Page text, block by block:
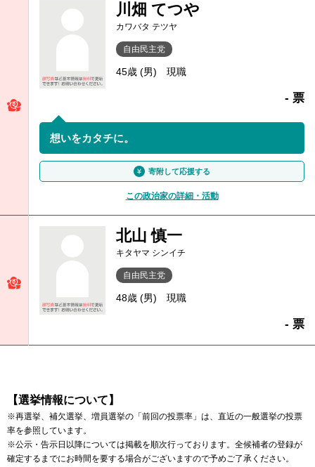
川畑 てつや
カワバタ テツヤ
自由民主党
45歳 (男) 現職
- 票
想いをカタチに。
寄附して応援する
この政治家の詳細・活動
北山 慎一
キタヤマ シンイチ
自由民主党
48歳 (男) 現職
- 票
【選挙情報について】
※再選挙、補欠選挙、増員選挙の「前回の投票率」は、直近の一般選挙の投票
率を参照しています。
※公示・告示日以降については掲載を順次行っております。全候補者の登録が
確定するまでにお時間を要する場合がございますので予めご了承ください。